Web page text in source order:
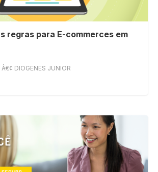
regras para E-commerces em
Â€¢ DIOGENES JUNIOR